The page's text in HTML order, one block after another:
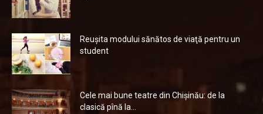
Reuşita modului sănătos de viaţă pentru un
student
Cele mai bune teatre din Chişinău: de la
clasică pînă la...